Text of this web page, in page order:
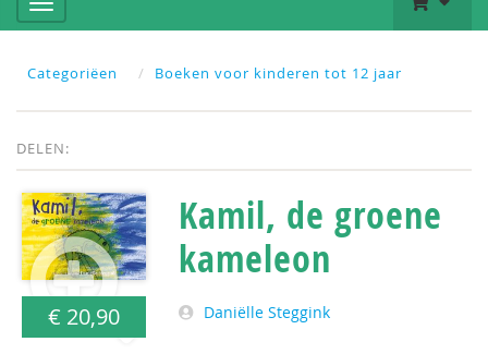
Categoriëen Boeken voor kinderen tot 12 jaar
DELEN:
€ 20,90
Kamil, de groene
kameleon
Daniëlle Steggink